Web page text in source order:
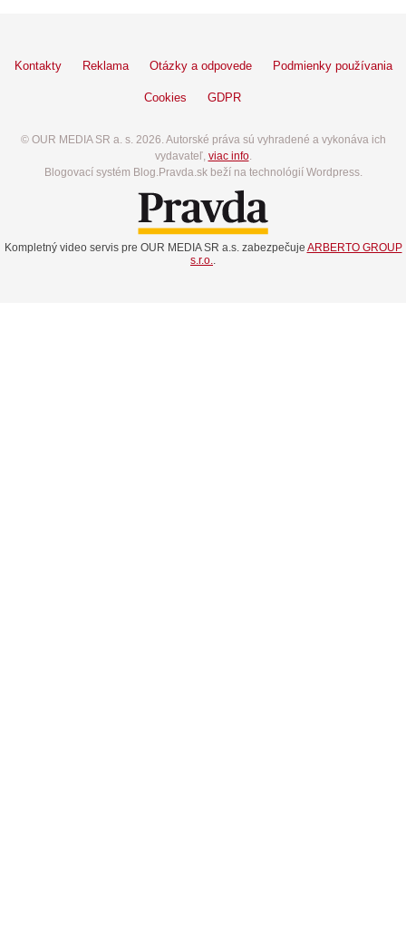
Kontakty Reklama Otázky a odpovede Podmienky používania
Cookies GDPR
© OUR MEDIA SR a. s. 2026. Autorské práva sú vyhradené a vykonáva ich
vydavateľ, viac info.
Blogovací systém Blog.Pravda.sk beží na technológií Wordpress.
Kompletný video servis pre OUR MEDIA SR a.s. zabezpečuje ARBERTO GROUP
s.r.o..